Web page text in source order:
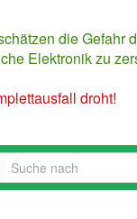
die Gefahr
Elektronik zu
droht!